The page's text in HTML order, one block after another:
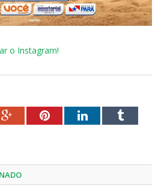
o Instagram!
Google+PinterestLinkedInTumblr